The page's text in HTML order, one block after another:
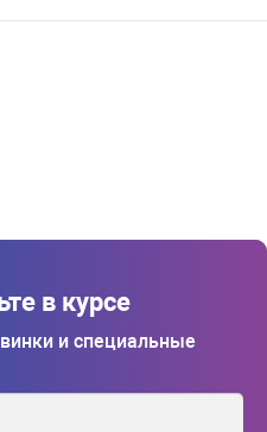
в курсе
и специальные